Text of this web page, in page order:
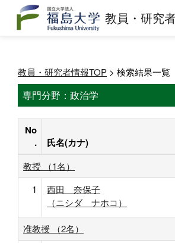
教員・研究
教員・研究者情報TOP > 検索結果一覧
専門分野：政治学
No
.
氏名(カナ)
教授 （1名）
1
西田 奈保子
（ニシダ ナホコ）
准教授 （2名）